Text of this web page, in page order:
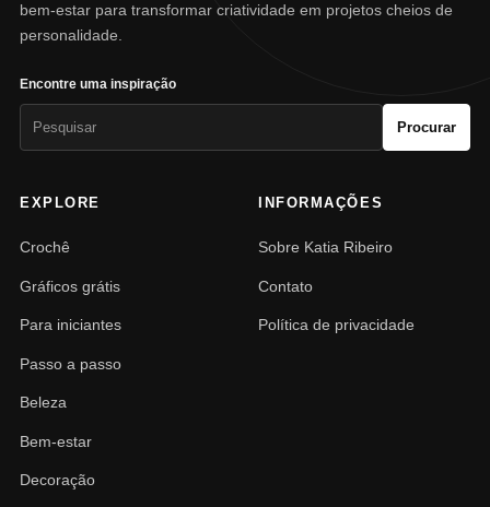
bem-estar para transformar criatividade em projetos cheios de
personalidade.
Encontre uma inspiração
Procurar
EXPLORE
Crochê
Gráficos grátis
Para iniciantes
Passo a passo
Beleza
Bem-estar
Decoração
INFORMAÇÕES
Sobre Katia Ribeiro
Contato
Política de privacidade